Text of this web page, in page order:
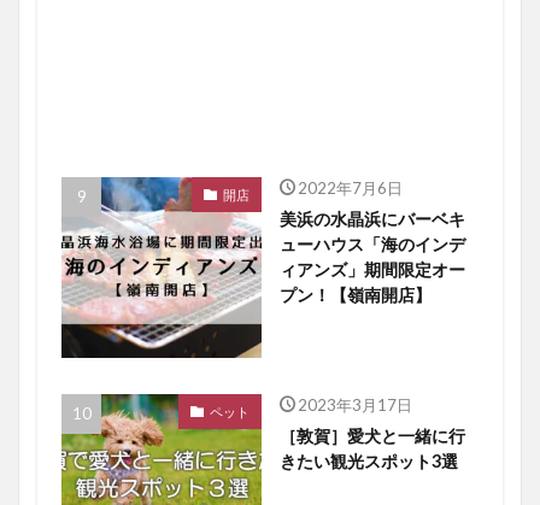
開店 2022年7月6日
美浜の水晶浜にバーベキ
ューハウス「海のインデ
ィアンズ」期間限定オー
プン！【嶺南開店】
ペット 2023年3月17日
［敦賀］愛犬と一緒に行
きたい観光スポット3選